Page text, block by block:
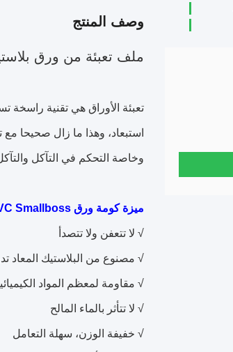
وصف المنتج
ملف تعبئة من ورق
تعبئة الأوراق هي تقنية راسخة
استبعاد، وهذا ما زال صحيحا مع
وخاصة التحكم في التآكل
ميزة كومة ورق PVC Smallboss
√ لا تتعفن ولا تتصدأ
√ مصنوع من البلاستيك المعاد
√ مقاومة لمعظم المواد
√ لا تتأثر بالماء المالح
√ خفيفة الوزن، سهلة التعامل